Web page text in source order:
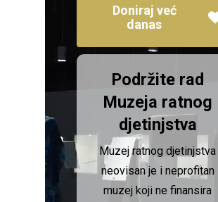
Doniraj već
danas
Podržite rad
Muzeja ratnog
djetinjstva
Muzej ratnog djetinjstva
neovisan je i neprofitan
muzej koji ne finansira